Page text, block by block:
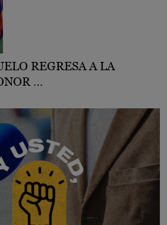
REGRESA A LA
…